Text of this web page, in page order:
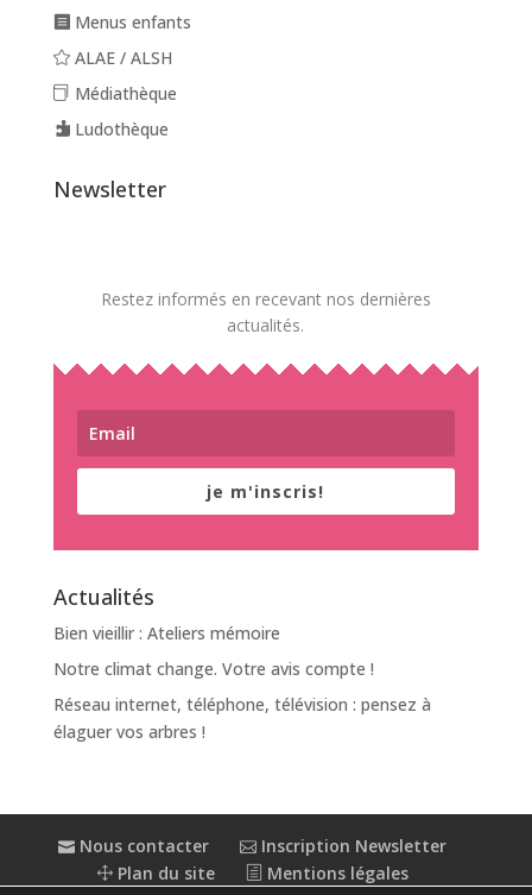
Menus enfants
ALAE / ALSH
Médiathèque
Ludothèque
Newsletter
Restez informés en recevant nos dernières
actualités.
je m'inscris!
Actualités
Bien vieillir : Ateliers mémoire
Notre climat change. Votre avis compte !
Réseau internet, téléphone, télévision : pensez à
élaguer vos arbres !
Nous contacter
Inscription Newsletter
Plan du site
Mentions légales